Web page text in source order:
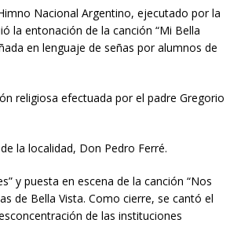
Nacional Argentino, ejecutado por la
la entonación de la canción “Mi Bella
en lenguaje de señas por alumnos de
religiosa efectuada por el padre Gregorio
la localidad, Don Pedro Ferré.
y puesta en escena de la canción “Nos
de Bella Vista. Como cierre, se cantó el
de las instituciones